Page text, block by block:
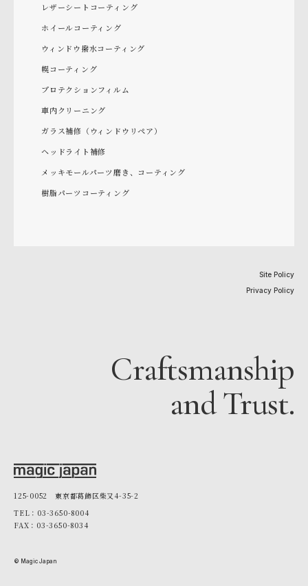
レザーシートコーティング
ホイールコーティング
ウィンドウ撥水コーティング
幌コーティング
プロテクションフィルム
車内クリーニング
ガラス補修（ウィンドウリペア）
ヘッドライト補修
メッキモールパーツ磨き、コーティング
樹脂パーツコーティング
Site Policy
Privacy Policy
Craftsmanship
and Trust.
125-0052 東京都葛飾区柴又4-35-2
TEL：03-3650-8004
FAX：03-3650-8034
© Magic Japan